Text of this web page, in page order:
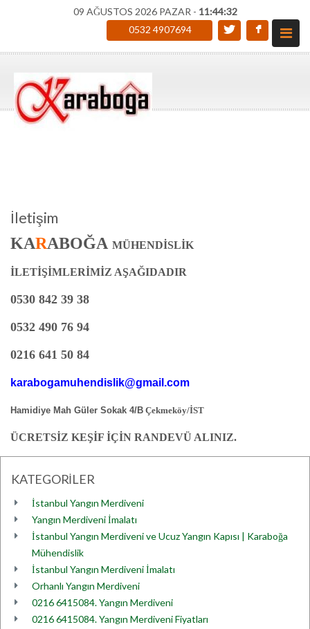
09 AĞUSTOS 2026 PAZAR - 11:44:32
0532 4907694
İletişim
KARABOĞA MÜHENDİSLİK
İLETİŞİMLERİMİZ AŞAĞIDADIR
0530 842 39 38
0532 490 76 94
0216 641 50 84
karabogamuhendislik@gmail.com
Hamidiye Mah Güler Sokak 4/B Çekmeköy/İST
ÜCRETSİZ KEŞİF İÇİN RANDEVÜ ALINIZ.
KATEGORİLER
İstanbul Yangın Merdiveni
Yangın Merdiveni İmalatı
İstanbul Yangın Merdiveni ve Ucuz Yangın Kapısı | Karaboğa
Mühendislik
İstanbul Yangın Merdiveni İmalatı
Orhanlı Yangın Merdiveni
0216 6415084. Yangın Merdiveni
0216 6415084. Yangın Merdiveni Fiyatları